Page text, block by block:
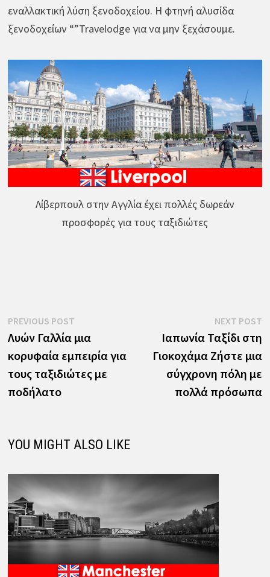
εναλλακτική λύση ξενοδοχείου. Η φτηνή αλυσίδα
ξενοδοχείων “”Travelodge για να μην ξεχάσουμε.
Λίβερπουλ στην Αγγλία έχει πολλές δωρεάν
προσφορές για τους ταξιδιώτες
Πλοήγηση
άρθρων
PREVIOUS POSTPrevious
post:
Λυών Γαλλία μια
κορυφαία εμπειρία για
τους ταξιδιώτες με
ποδήλατο
NEXT POST
Ιαπωνία Ταξίδι στη
Γιοκοχάμα Ζήστε μια
σύγχρονη πόλη με
πολλά πρόσωπα
YOU MIGHT ALSO LIKE